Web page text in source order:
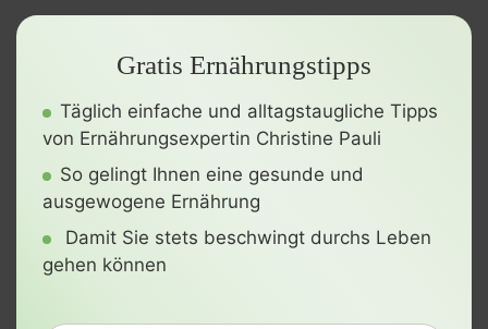
Gratis Ernährungstipps
Täglich einfache und alltagstaugliche Tipps
von Ernährungsexpertin Christine Pauli
So gelingt Ihnen eine gesunde und
ausgewogene Ernährung
Damit Sie stets beschwingt durchs Leben
gehen können